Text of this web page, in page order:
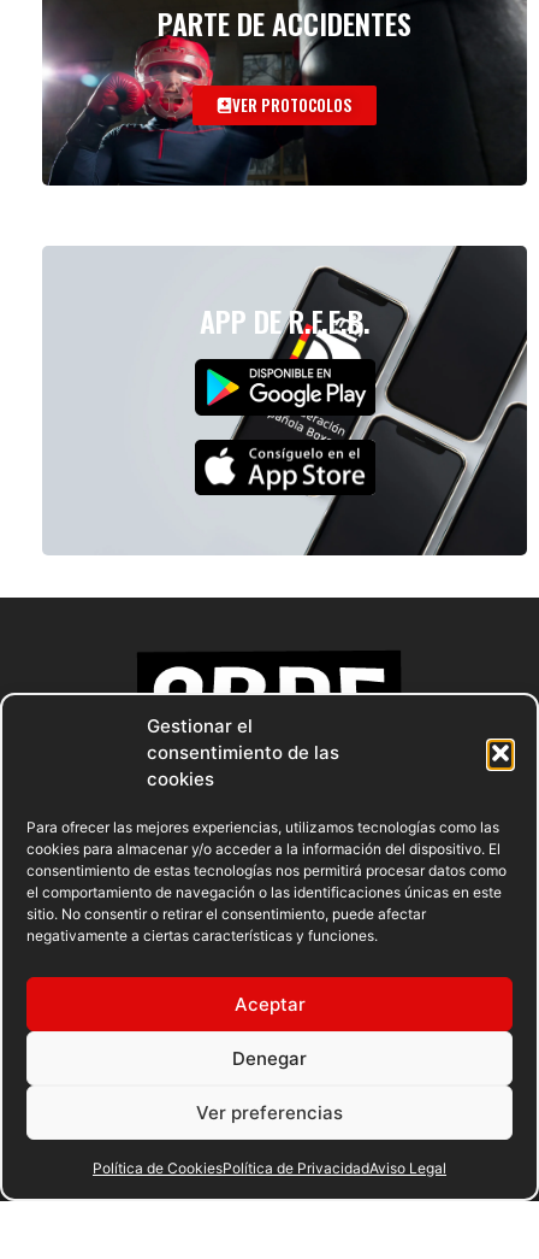
Gestionar el
consentimiento de las
cookies
Para ofrecer las mejores experiencias, utilizamos tecnologías como las
cookies para almacenar y/o acceder a la información del dispositivo. El
consentimiento de estas tecnologías nos permitirá procesar datos como
el comportamiento de navegación o las identificaciones únicas en este
sitio. No consentir o retirar el consentimiento, puede afectar
negativamente a ciertas características y funciones.
Aceptar
Denegar
Ver preferencias
Política de CookiesPolítica de PrivacidadAviso Legal
PARTE DE ACCIDENTES
VER PROTOCOLOS
APP DE R.F.E.B.
POLÍTICA DE PRIVACIDAD
POLÍTICA DE COOKIES
© 2023 FEDERACION ESPAÑOLA DE BOXEO. C/ FERRAZ, 16 1º
DRCHA. 28008 Madrid | DESARROLLADO POR TOOOLS